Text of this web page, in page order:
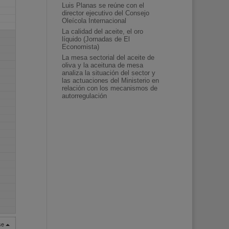
Luis Planas se reúne con el
director ejecutivo del Consejo
Oleícola Internacional
La calidad del aceite, el oro
líquido (Jornadas de El
Economista)
La mesa sectorial del aceite de
oliva y la aceituna de mesa
analiza la situación del sector y
las actuaciones del Ministerio en
relación con los mecanismos de
autorregulación